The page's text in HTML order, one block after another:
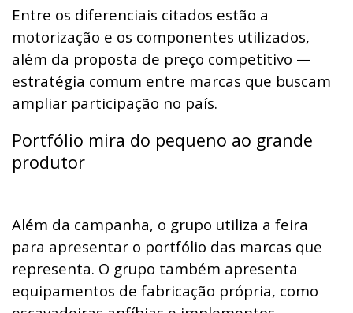
Entre os diferenciais citados estão a
motorização e os componentes utilizados,
além da proposta de preço competitivo —
estratégia comum entre marcas que buscam
ampliar participação no país.
Portfólio mira do pequeno ao grande
produtor
Além da campanha, o grupo utiliza a feira
para apresentar o portfólio das marcas que
representa. O grupo também apresenta
equipamentos de fabricação própria, como